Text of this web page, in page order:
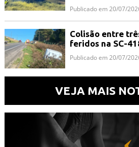
Publicado em 20/07/
Colisão entre
feridos na SC-
Publicado em 20/07/
VEJA MAIS